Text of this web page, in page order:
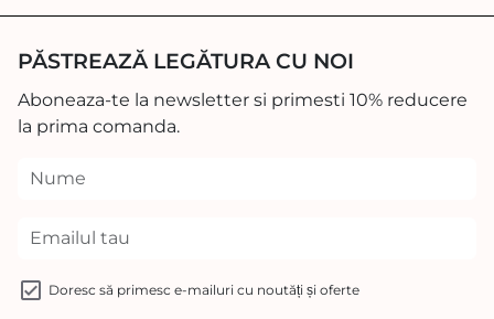
PĂSTREAZĂ LEGĂTURA CU NOI
Aboneaza-te la newsletter si primesti 10% reducere
la prima comanda.
Doresc să primesc e-mailuri cu noutăți și oferte